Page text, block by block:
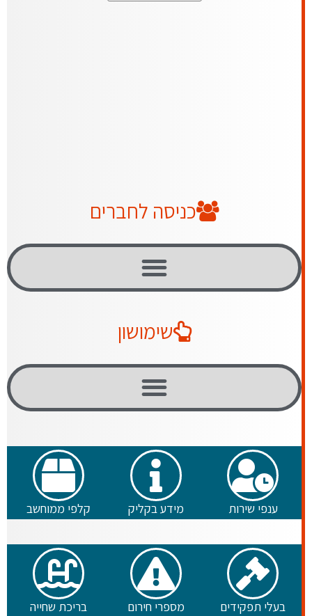
כניסה לחברים
שימושון
ענפי שירות מידע בקליק קלפי ממוחשב
בעלי תפקידים מספרי חירום בריכת שחייה